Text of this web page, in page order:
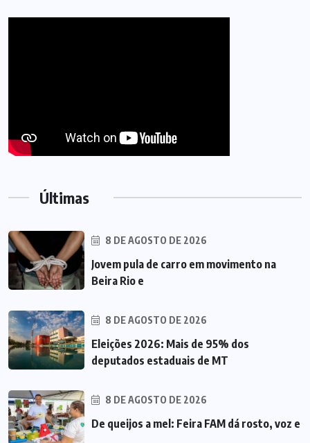
Últimas
8 DE AGOSTO DE 2026
Jovem pula de carro em movimento na
Beira Rio e
8 DE AGOSTO DE 2026
Eleições 2026: Mais de 95% dos
deputados estaduais de MT
8 DE AGOSTO DE 2026
De queijos a mel: Feira FAM dá rosto, voz e